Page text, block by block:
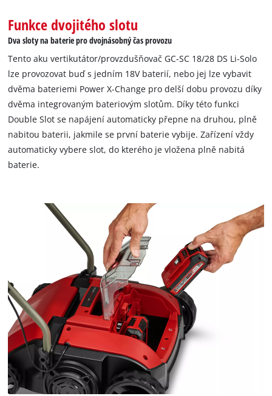
K načtení služby Google Maps
to trackers that are not disclosed to the
visitor. The website owner needs to setup
the site with their CMP to add this content
to the list of technologies used.
Powered by
Usercentrics Consent
Management Platform
Funkce dvojitého slotu
Dva sloty na baterie pro dvojnásobný čas provozu
Tento aku vertikutátor/provzdušňovač GC-SC 18/28 DS Li-Solo
lze provozovat buď s jedním 18V baterií, nebo jej lze vybavit
dvěma bateriemi Power X-Change pro delší dobu provozu díky
dvěma integrovaným bateriovým slotům. Díky této funkci
Double Slot se napájení automaticky přepne na druhou, plně
nabitou baterii, jakmile se první baterie vybije. Zařízení vždy
automaticky vybere slot, do kterého je vložena plně nabitá
baterie.